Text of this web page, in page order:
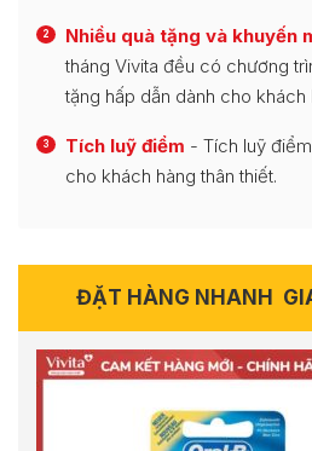
2 Nhiều quà tặng và khuyến
tháng Vivita đều có chương
tặng hấp dẫn dành cho khách
3 Tích luỹ điểm - Tích luỹ
cho khách hàng thân thiết.
ĐẶT HÀNG NHANH